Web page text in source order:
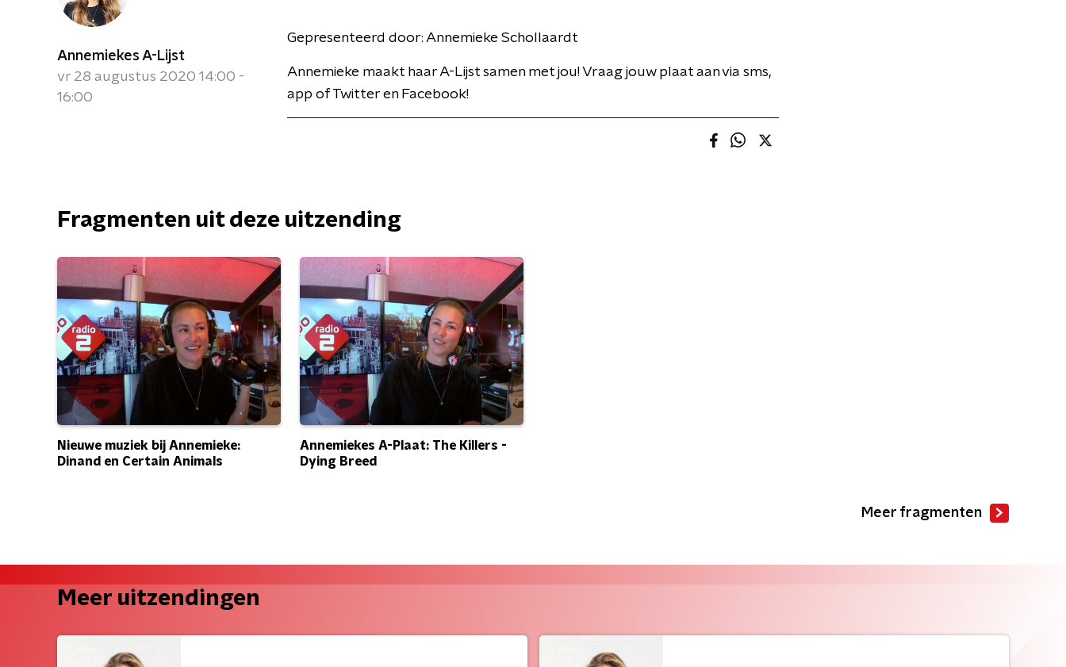
Annemiekes A-Lijst
vr 28 augustus 2020 14:00 -
16:00
Gepresenteerd door: Annemieke Schollaardt
Annemieke maakt haar A-Lijst samen met jou! Vraag jouw plaat aan via sms,
app of Twitter en Facebook!
Fragmenten uit deze uitzending
Nieuwe muziek bij Annemieke:
Dinand en Certain Animals
Annemiekes A-Plaat: The Killers -
Dying Breed
Meer fragmenten
Meer uitzendingen